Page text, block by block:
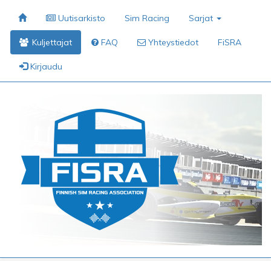
Uutisarkisto Sim Racing Sarjat
Kuljettajat FAQ Yhteystiedot FiSRA
Kirjaudu